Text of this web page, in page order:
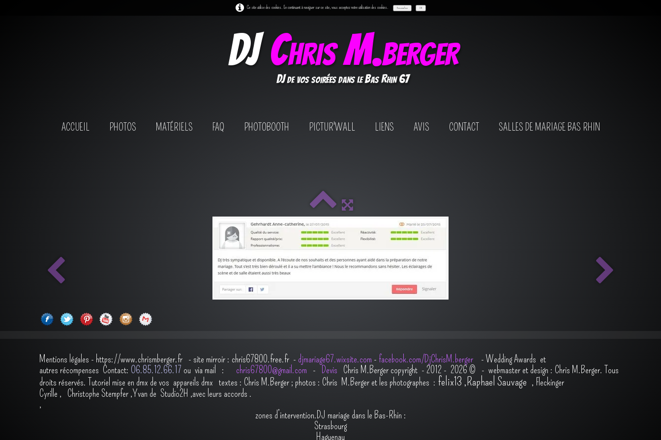
Ce site utilise des cookies. En continuant à naviguer sur ce site, vous acceptez notre utilisation des cookies. Personnaliser OK
DJChris M.berger
DJ de vos soirées dans le Bas Rhin 67
ACCUEIL PHOTOS MATÉRIELS FAQ PHOTOBOOTH PICTUR'WALL LIENS AVIS CONTACT SALLES DE MARIAGE BAS RHIN
Mentions légales - https://www.chrismberger.fr - site mirroir : chris67800.free.fr - djmariage67.wixsite.com - facebook.com/DjChrisM.berger - Wedding Awards et
autres récompenses Contact: O6.85.12.66.17 ou via mail : chris67800@gmail.com - Devis Chris M.Berger copyright - 2012 - 2026 © - webmaster et design : Chris M.Berger. Tous
droits réservés. Tutoriel mise en dmx de vos appareils dmx textes : Chris M.Berger ; photos : Chris M.Berger et les photographes : felix13 ,Raphael Sauvage , Fleckinger
Cyrille , Christophe Stempfer ,Yvan de Studio2H ,avec leurs accords .
,
zones d’intervention.DJ mariage dans le Bas-Rhin :
Strasbourg
Haguenau